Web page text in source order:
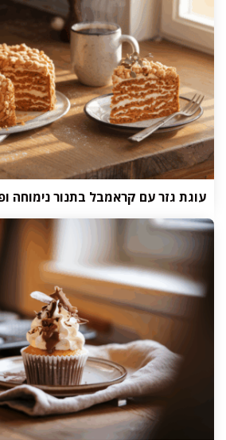
עוגת גזר עם קראמבל בתנור נימוחה